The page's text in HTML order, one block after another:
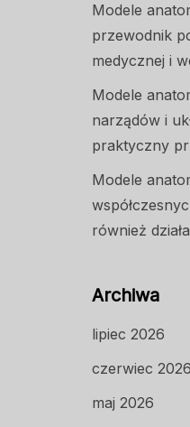
Modele
przewodnik
medycznej i
Modele
narządów i
praktyczny
Modele
również
Archiwa
lipiec 2026
czerwiec 2026
maj 2026